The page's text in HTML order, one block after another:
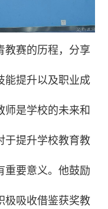
教赛的历程，分享
能提升以及职业成
师是学校的未来和
于提升学校教育教
重要意义。他鼓励
极吸收借鉴获奖教